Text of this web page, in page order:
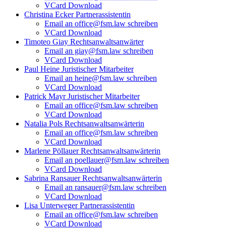
VCard Download
Christina Ecker Partnerassistentin
Email an office@fsm.law schreiben
VCard Download
Timoteo Giay Rechtsanwaltsanwärter
Email an giay@fsm.law schreiben
VCard Download
Paul Heine Juristischer Mitarbeiter
Email an heine@fsm.law schreiben
VCard Download
Patrick Mayr Juristischer Mitarbeiter
Email an office@fsm.law schreiben
VCard Download
Natalia Pols Rechtsanwaltsanwärterin
Email an office@fsm.law schreiben
VCard Download
Marlene Pöllauer Rechtsanwaltsanwärterin
Email an poellauer@fsm.law schreiben
VCard Download
Sabrina Ransauer Rechtsanwaltsanwärterin
Email an ransauer@fsm.law schreiben
VCard Download
Lisa Unterweger Partnerassistentin
Email an office@fsm.law schreiben
VCard Download